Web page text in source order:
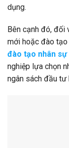
dụng.
Bên cạnh đó, đối
mới hoặc đào
đào tạo nhân sự
nghiệp lựa chọn
ngân sách đầu tư